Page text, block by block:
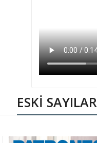
ESKİ SAYILAR